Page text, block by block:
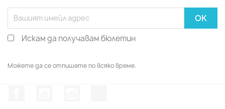
Искам да получавам бюлетин
Можете да се отпишете по всяко време.